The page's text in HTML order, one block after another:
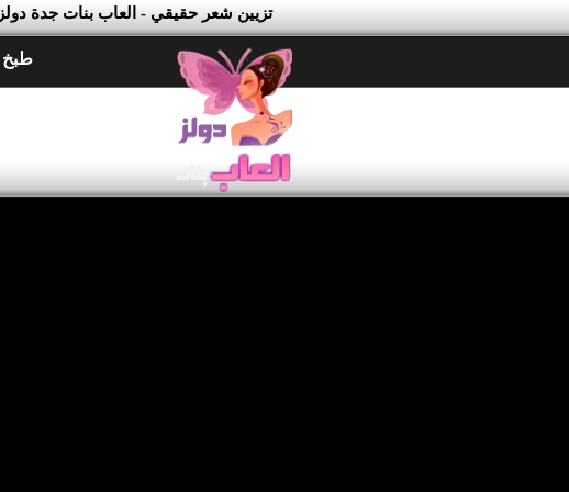
تزيين شعر حقيقي - العاب بنات جدة دولز
طبخ